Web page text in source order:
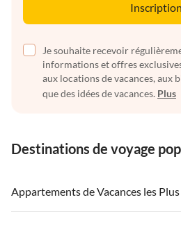
Inscription
Je souhaite recevoir
informations et offres
aux locations de vacances, aux
que des idées de vacances. Plus
Destinations de voyage
Appartements de Vacances les